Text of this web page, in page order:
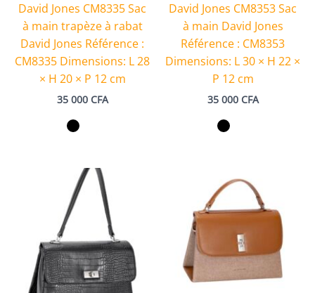
David Jones CM8335 Sac
à main trapèze à rabat
David Jones Référence :
CM8335 Dimensions: L 28
× H 20 × P 12 cm
35 000 CFA
David Jones CM8353 Sac
à main David Jones
Référence : CM8353
Dimensions: L 30 × H 22 ×
P 12 cm
35 000 CFA